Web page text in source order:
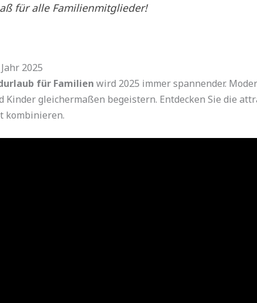
für alle Familienmitglieder!
2025
für Familien wird 2025 immer spannender.
gleichermaßen begeistern. Entdecken Sie die
kombinieren.